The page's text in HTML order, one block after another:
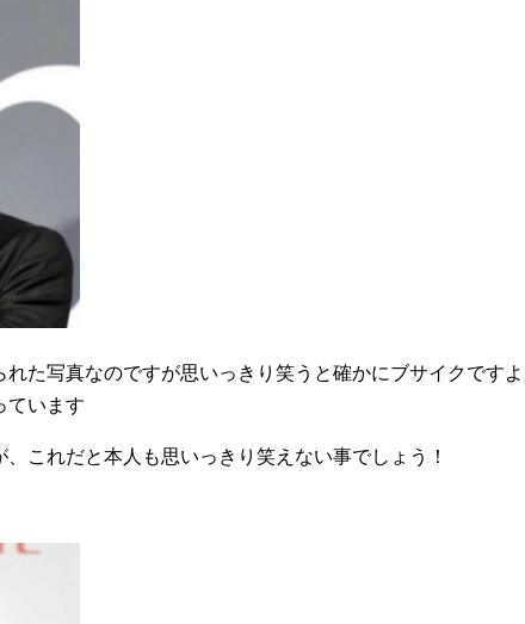
た写真なのですが思いっきり笑うと確かにブサイクですよ
ています
これだと本人も思いっきり笑えない事でしょう！